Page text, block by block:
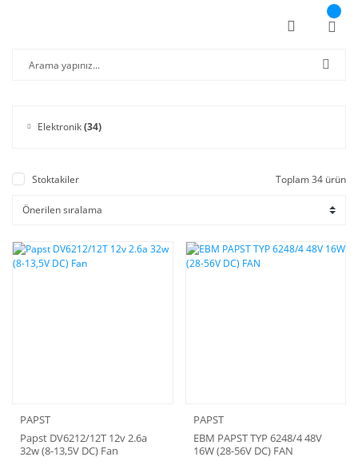
Elektronik(34)
Stoktakiler Toplam 34 ürün
PAPST
Papst DV6212/12T 12v 2.6a
32w (8-13,5V DC) Fan
PAPST
EBM PAPST TYP 6248/4 48V
16W (28-56V DC) FAN